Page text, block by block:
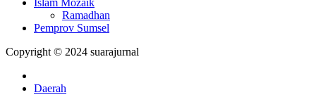
Islam Mozaik
Ramadhan
Pemprov Sumsel
Copyright © 2024 suarajurnal
Daerah